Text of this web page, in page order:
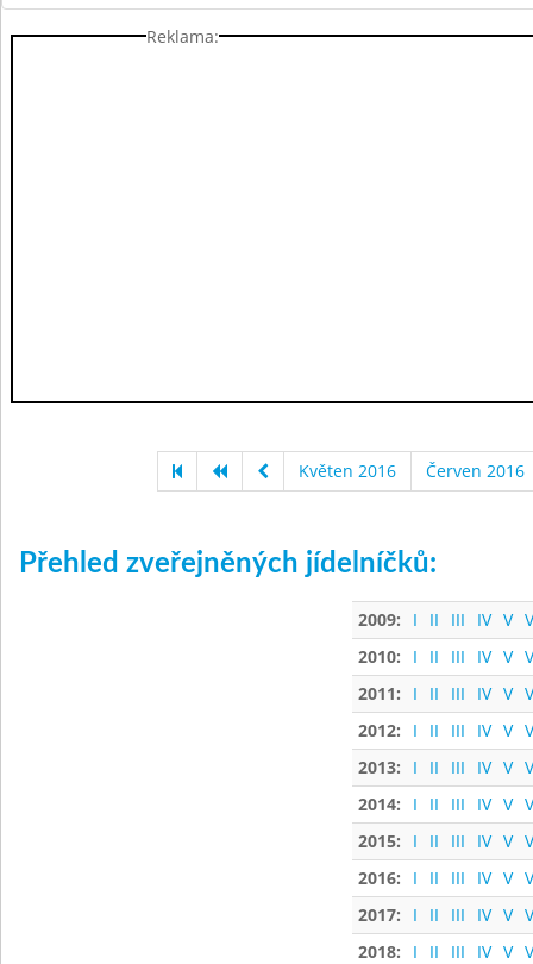
Reklama:
Květen 2016 Červen 2016
Přehled zveřejněných jídelníčků:
2009: I II III IV V
2010:
I II III IV V
2011:
I II III IV V
2012:
I II III IV V
2013:
I II III IV V
2014:
I II III IV V
2015:
I II III IV V
2016:
I II III IV V
2017:
I II III IV V
2018:
I II III IV V